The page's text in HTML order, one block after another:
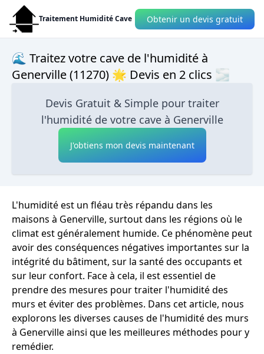
Traitement Humidité Cave Obtenir un devis gratuit
🌊 Traitez votre cave de l'humidité à
Generville (11270) 🌟 Devis en 2 clics 🌫
Devis Gratuit & Simple pour traiter
l'humidité de votre cave à Generville
J'obtiens mon devis maintenant
L'humidité est un fléau très répandu dans les
maisons à Generville, surtout dans les régions où le
climat est généralement humide. Ce phénomène peut
avoir des conséquences négatives importantes sur la
intégrité du bâtiment, sur la santé des occupants et
sur leur confort. Face à cela, il est essentiel de
prendre des mesures pour traiter l'humidité des
murs et éviter des problèmes. Dans cet article, nous
explorons les diverses causes de l'humidité des murs
à Generville ainsi que les meilleures méthodes pour y
remédier.